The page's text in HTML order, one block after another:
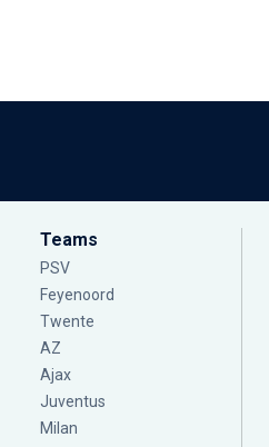
Teams
PSV
Feyenoord
Twente
AZ
Ajax
Juventus
Milan